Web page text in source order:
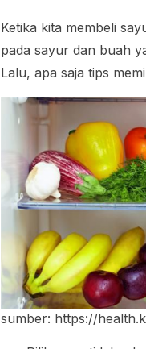
Ketika kita membeli
pada sayur dan buah
Lalu, apa saja tips
sumber: https://